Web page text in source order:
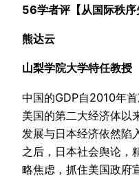
56学者评【从国际秩
熊达云
山梨学院大学特任教授
中国的GDP自2010年
美国的第二大经济体以
发展与日本经济依然陷
之后，日本社会舆论，
略焦虑，抓住美国政府